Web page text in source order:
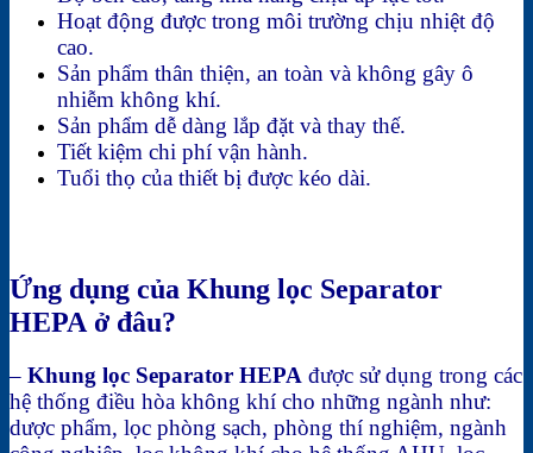
Hoạt động được trong môi trường chịu nhiệt độ
cao.
Sản phẩm thân thiện, an toàn và không gây ô
nhiễm không khí.
Sản phẩm dễ dàng lắp đặt và thay thế.
Tiết kiệm chi phí vận hành.
Tuổi thọ của thiết bị được kéo dài.
Ứng dụng của Khung lọc Separator
HEPA ở đâu?
– Khung lọc Separator HEPA được sử dụng trong các
hệ thống điều hòa không khí cho những ngành như:
dược phẩm, lọc phòng sạch, phòng thí nghiệm, ngành